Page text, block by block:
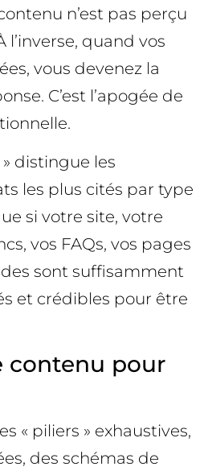
n’est pas perçu
l’inverse, quand vos
vous devenez la
C’est l’apogée de
» distingue les
les plus cités par type
si votre site, votre
vos FAQs, vos pages
sont suffisamment
et crédibles pour être
contenu pour
« piliers » exhaustives,
des schémas de